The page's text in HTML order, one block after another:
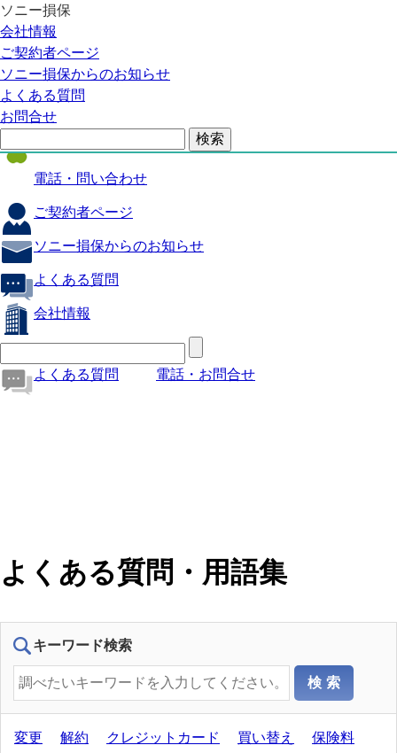
ソニー損保
会社情報
ご契約者ページ
ソニー損保からのお知らせ
よくある質問
お問合せ
自動車保険
医療保険
火災保険
海外旅行保険
電話・問い合わせ
ご契約者ページ
ソニー損保からのお知らせ
よくある質問
会社情報
よくある質問 電話・お問合せ
よくある質問・用語集
キーワード検索
変更 解約 クレジットカード 買い替え
保険料